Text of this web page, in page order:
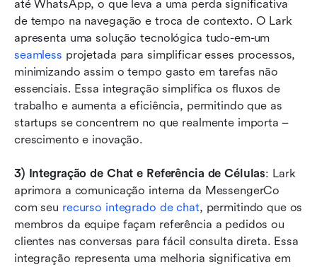
até WhatsApp, o que leva a uma perda significativa
de tempo na navegação e troca de contexto. O Lark
seamless projetada para simplificar esses processos,
minimizando assim o tempo gasto em tarefas não
essenciais. Essa integração simplifica os fluxos de
trabalho e aumenta a eficiência, permitindo que as
startups se concentrem no que realmente importa –
crescimento e inovação.
3) Integração de Chat e Referência de Células: Lark
aprimora a comunicação interna da MessengerCo
com seu recurso integrado de chat, permitindo que os
membros da equipe façam referência a pedidos ou
clientes nas conversas para fácil consulta direta. Essa
integração representa uma melhoria significativa em